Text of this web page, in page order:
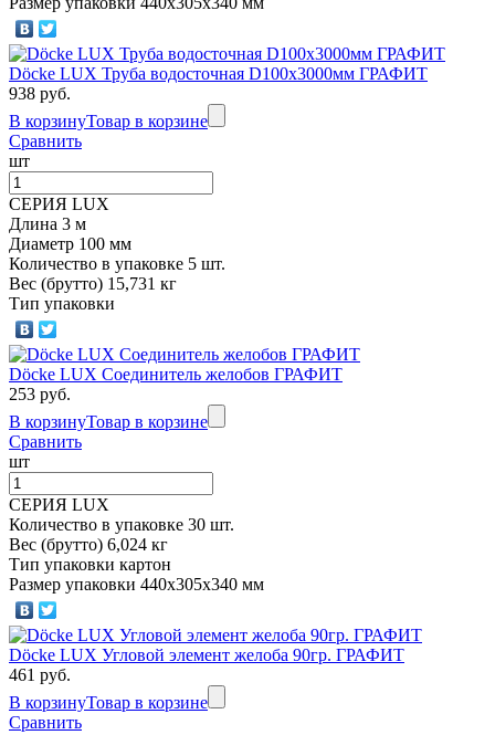
Döcke LUX Труба водосточная D100х3000мм ГРАФИТ
938 руб.
В корзинуТовар в корзине
Сравнить
шт
СЕРИЯ LUX
Длина 3 м
Диаметр 100 мм
Количество в упаковке 5 шт.
Вес (брутто) 15,731 кг
Тип упаковки
Döcke LUX Соединитель желобов ГРАФИТ
253 руб.
В корзинуТовар в корзине
Сравнить
шт
СЕРИЯ LUX
Количество в упаковке 30 шт.
Вес (брутто) 6,024 кг
Тип упаковки картон
Размер упаковки 440х305х340 мм
Döcke LUX Угловой элемент желоба 90гр. ГРАФИТ
461 руб.
В корзинуТовар в корзине
Сравнить